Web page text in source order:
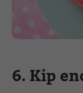
6. Kip